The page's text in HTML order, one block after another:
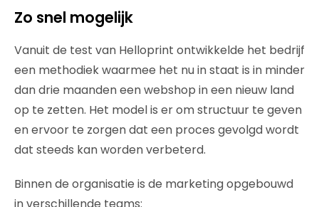
Zo snel mogelijk
Vanuit de test van Helloprint ontwikkelde het bedrijf
een methodiek waarmee het nu in staat is in minder
dan drie maanden een webshop in een nieuw land
op te zetten. Het model is er om structuur te geven
en ervoor te zorgen dat een proces gevolgd wordt
dat steeds kan worden verbeterd.
Binnen de organisatie is de marketing opgebouwd
in verschillende teams: